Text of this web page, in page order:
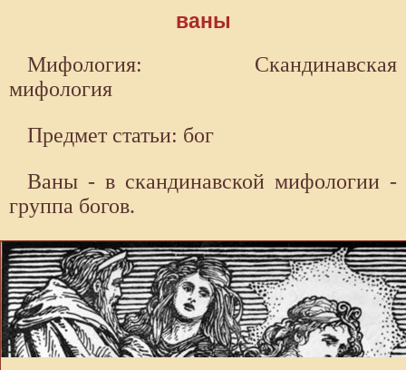
ваны
Мифология: Скандинавская
мифология
Предмет статьи: бог
Ваны - в скандинавской мифологии -
группа богов.